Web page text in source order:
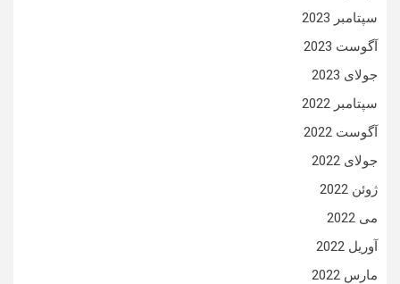
سپتامبر 2023
آگوست 2023
جولای 2023
سپتامبر 2022
آگوست 2022
جولای 2022
ژوئن 2022
می 2022
آوریل 2022
مارس 2022